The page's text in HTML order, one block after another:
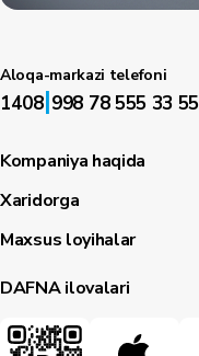
Aloqa-markazi telefoni
1408|998 78 555 33 55
Kompaniya haqida
Xaridorga
Maxsus loyihalar
DAFNA ilovalari